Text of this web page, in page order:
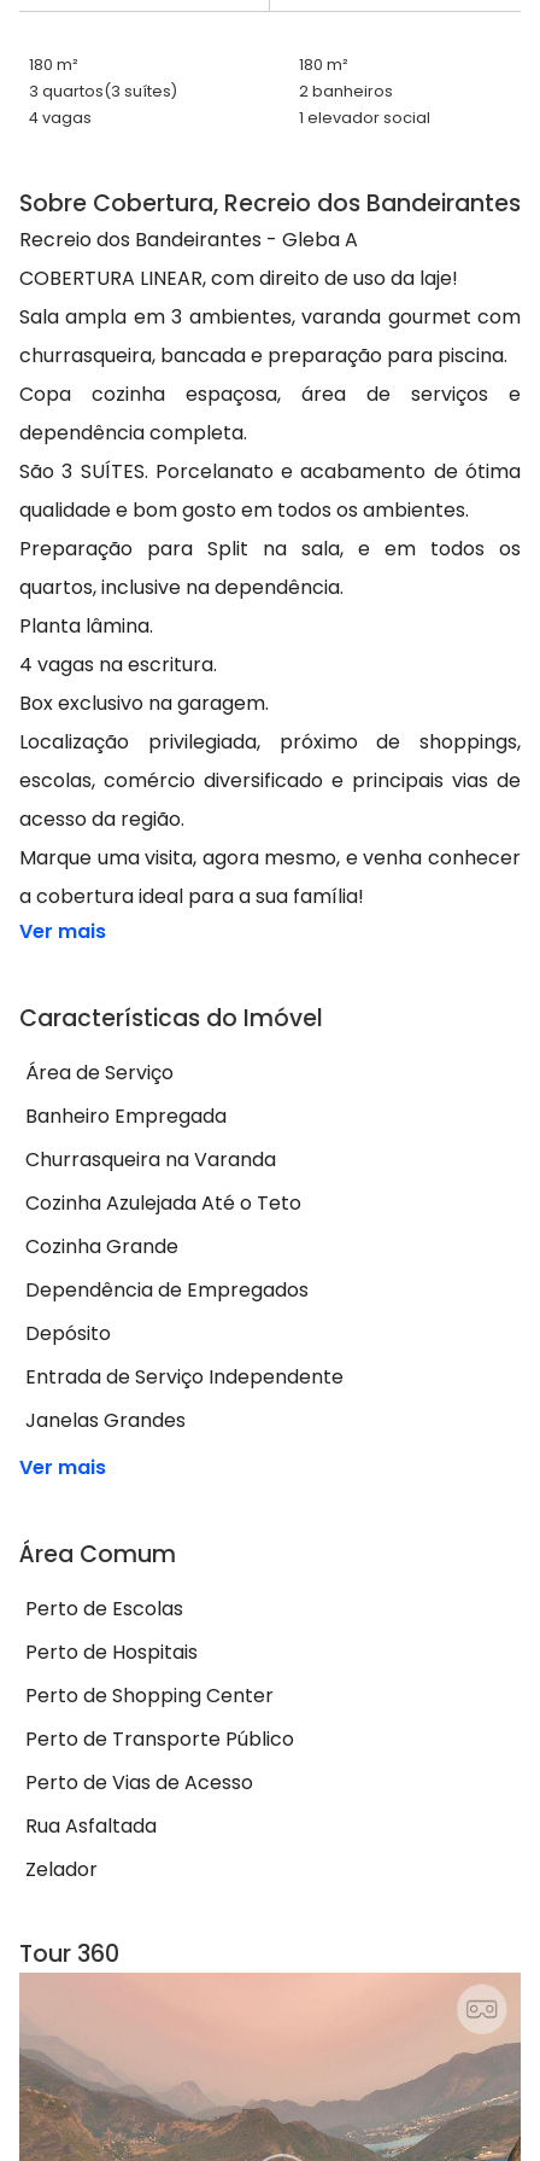
180 m²
180 m²
3 quartos(3 suítes)
2 banheiros
4 vagas
1 elevador social
Sobre Cobertura, Recreio dos Bandeirantes
Recreio dos Bandeirantes - Gleba A
COBERTURA LINEAR, com direito de uso da laje!
Sala ampla em 3 ambientes, varanda gourmet com
churrasqueira, bancada e preparação para piscina.
Copa cozinha espaçosa, área de serviços e
dependência completa.
São 3 SUÍTES. Porcelanato e acabamento de ótima
qualidade e bom gosto em todos os ambientes.
Preparação para Split na sala, e em todos os
quartos, inclusive na dependência.
Planta lâmina.
4 vagas na escritura.
Box exclusivo na garagem.
Localização privilegiada, próximo de shoppings,
escolas, comércio diversificado e principais vias de
acesso da região.
Marque uma visita, agora mesmo, e venha conhecer
a cobertura ideal para a sua família!
Ver mais
Características do Imóvel
Área de Serviço
Banheiro Empregada
Churrasqueira na Varanda
Cozinha Azulejada Até o Teto
Cozinha Grande
Dependência de Empregados
Depósito
Entrada de Serviço Independente
Janelas Grandes
Ver mais
Área Comum
Perto de Escolas
Perto de Hospitais
Perto de Shopping Center
Perto de Transporte Público
Perto de Vias de Acesso
Rua Asfaltada
Zelador
Tour 360